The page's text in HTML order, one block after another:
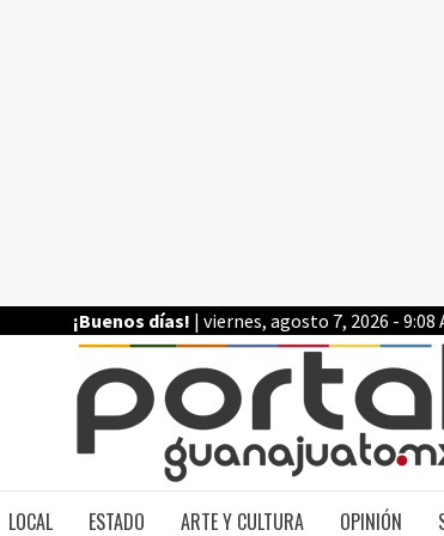
¡Buenos días! | viernes, agosto 7, 2026 - 9:08
LOCAL ESTADO ARTE Y CULTURA OPINIÓN